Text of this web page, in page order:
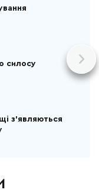
силосу
з'являються